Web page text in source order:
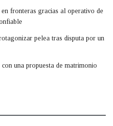
fronteras gracias al operativo de
pelea tras disputa por un
una propuesta de matrimonio